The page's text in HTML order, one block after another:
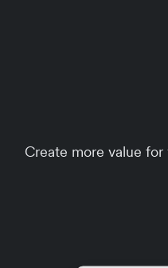
Create more value